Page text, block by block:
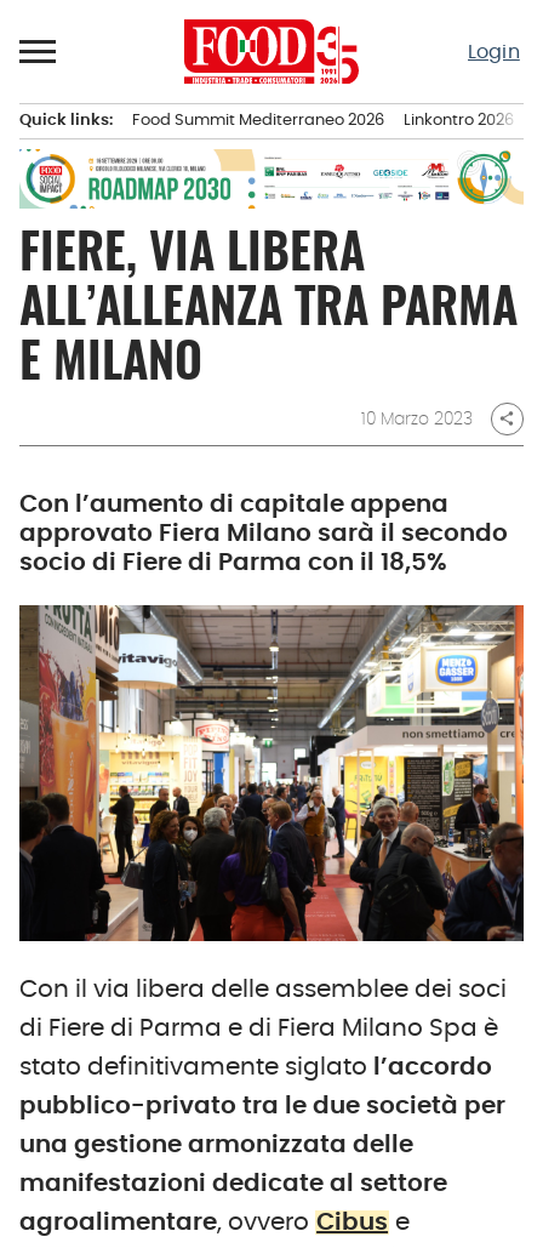
al
Login
principale
Quick links: Food Summit Mediterraneo 2026 Linkontro 2026
FIERE, VIA LIBERA
ALL’ALLEANZA TRA PARMA
E MILANO
10 Marzo 2023 share
Con l’aumento di capitale appena
approvato Fiera Milano sarà il secondo
socio di Fiere di Parma con il 18,5%
Con il via libera delle assemblee dei soci
di Fiere di Parma e di Fiera Milano Spa è
stato definitivamente siglato l’accordo
pubblico-privato tra le due società per
una gestione armonizzata delle
manifestazioni dedicate al settore
agroalimentare, ovvero Cibus e